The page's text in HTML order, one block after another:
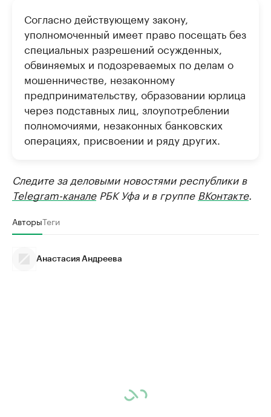
Согласно действующему закону,
уполномоченный имеет право посещать без
специальных разрешений осужденных,
обвиняемых и подозреваемых по делам о
мошенничестве, незаконному
предпринимательству, образовании юрлица
через подставных лиц, злоупотреблении
полномочиями, незаконных банковских
операциях, присвоении и ряду других.
Следите за деловыми новостями республики в
Telegram-каналеРБК Уфа и в группе ВКонтакте.
АвторыТеги
Анастасия Андреева